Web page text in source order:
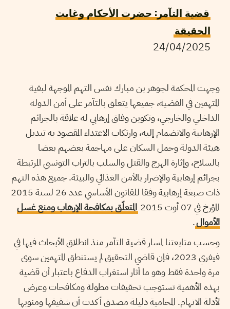
قضية التآمر: حضرت الأحكام وغابت
الحقيقة
24/04/2025
وجهت المحكمة لجوهر بن مبارك نفس التهم الموجهة لبقية
المتهمين في القضية، جميعها يتعلق بالتآمر على أمن الدولة
الداخلي والخارجي، وتكوين وفاق إرهابي له علاقة بالجرائم
الإرهابية والانضمام إليه، وارتكاب الاعتداء المقصود به تبديل
هيئة الدولة وحمل السكان على مهاجمة بعضهم بعضا
بالسلاح، وإثارة الهرج والقتل والسلب بالتراب التونسي المرتبطة
بجرائم إرهابية والإضرار بالأمن الغذائي والبيئة. جميع هذه التهم
ذات صبغة إرهابية وفقا للقانون الأساسي عدد 26 لسنة 2015
المؤرخ في 07 أوت 2015
المتعلّق بمكافحة الإرهاب ومنع غسل
الأموال.
وحسب متابعتنا لمسار قضية التآمر منذ انطلاق الأبحاث فيها في
فيفري 2023، فإن قاضي التحقيق لم يستنطق المتهمين سوى
مرة واحدة فقط وهو ما أثار استغراب الدفاع باعتبار أن قضية
بهذه الأهمية تستوجب تحقيقات مطولة ومكافحات وعرض
لأدلة الاتهام. المحامية دليلة مصدق أكدت أن شقيقها ومنوبها